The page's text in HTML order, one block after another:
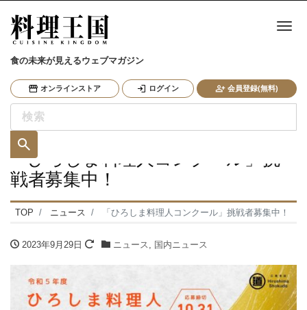
食の未来が見えるウェブマガジン
オンラインストア ログイン 会員登録(無料)
ナ
「ひろしま料理人コンクール」挑
戦者募集中！
TOP ニュース 「ひろしま料理人コンクール」挑戦者募集中！
2023年9月29日 ニュース, 国内ニュース